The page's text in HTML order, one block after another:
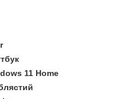
11 Home